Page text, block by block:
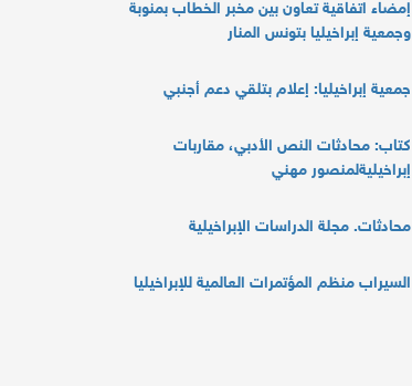
وجمعية إبراخيليا بتونس المنار
جمعية إبراخيليا: إعلام بتلقي دعم أجنبي
كتاب: محادثات النص الأدبي، مقاربات
إبراخيليةلمنصور مهني
محادثات. مجلة الدراسات الإبراخيلية
السيراب منظم المؤتمرات العالمية للإبراخيليا